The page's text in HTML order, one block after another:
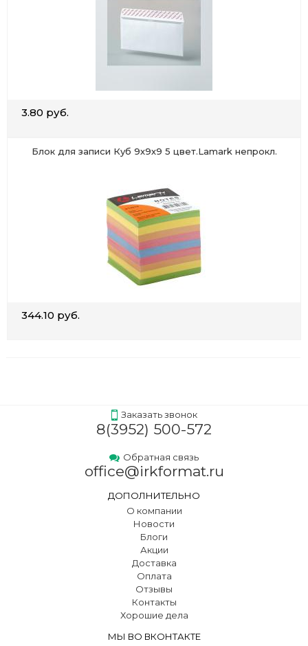
3.80 руб.
Блок для записи Куб 9х9х9 5 цвет.Lamark непрокл.
344.10 руб.
Заказать звонок
8(3952) 500-572
Обратная связь
office@irkformat.ru
ДОПОЛНИТЕЛЬНО
О компании
Новости
Блоги
Акции
Доставка
Оплата
Отзывы
Контакты
Хорошие дела
МЫ ВО ВКОНТАКТЕ